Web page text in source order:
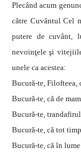
Plecând acum
către Cuvântul Cel
putere de cuvânt,
nevoinţele şi
unele ca acestea:
Bucură-te, Filofteea,
Bucură-te, că de
Bucură-te,
Bucură-te, că tot
Bucură-te, că în